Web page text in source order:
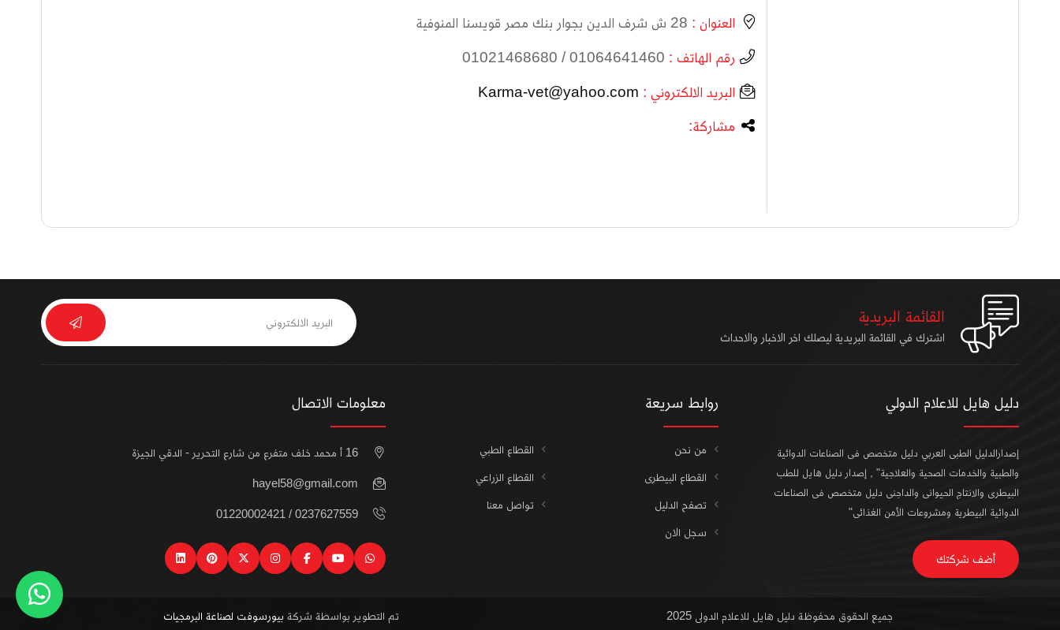
العنوان : 28 ش شرف الدين بجوار بنك مصر قويسنا المنوفية
رقم الهاتف : 01064641460 / 01021468680
البريد الالكتروني : Karma-vet@yahoo.com
مشاركة:
القائمة البريدية
اشترك في القائمة البريدية ليصلك اخر الاخبار والاحداث
دليل هايل للاعلام الدولي
إصدارالدليل الطبى العربي دليل متخصص فى الصناعات الدوائية
والطبية والخدمات الصحية والعلاجية" , إصدار دليل هايل للطب
البيطرى والانتاج الحيوانى والداجنى دليل متخصص فى الصناعات
الدوائية البيطرية ومشروعات الأمن الغذائى"
أضف شركتك
روابط سريعة
من نحن القطاع الطبي
القطاع البيطرى القطاع الزراعي
تصفح الدليل تواصل معنا
سجل الان
معلومات الاتصال
16 أ محمد خلف متفرع من شارع التحرير - الدقي الجيزة
hayel58@gmail.com
0237627559 / 01220002421
watsapp
youtube
facebook
instagram
x
pinterest
linkedin
جميع الحقوق محفوظة دليل هايل للاعلام الدولى 2025 تم التطوير بواسطة شركة بيورسوفت لصناعة البرمجيات